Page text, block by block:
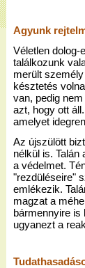
Agyunk
Véletlen dolog-
találkozunk
merült
késztetés
van, pedig
azt, hogy ott
amelyet
Az újszülött
nélkül is.
a védelmet.
"rezdüléseire"
emlékezik.
magzat a
bármennyire
ugyanezt a